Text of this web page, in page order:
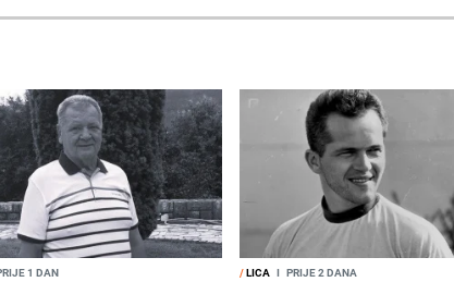
1 DAN /LICA I PRIJE 2 DANA